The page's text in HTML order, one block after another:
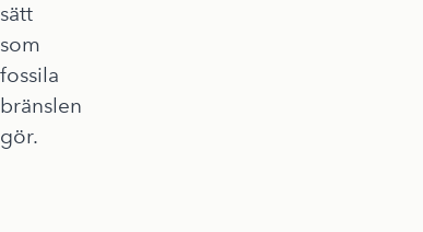
sätt
som
fossila
bränslen
gör.